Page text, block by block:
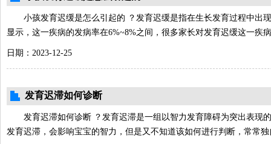
小孩发育迟缓是怎么引起的 ？发育迟缓是指在生长发育过程中出
显示，这一疾病的发病率在6%~8%之间，很多家长对发育迟缓这一疾
日期：2023-12-25
发育迟滞如何诊断
发育迟滞如何诊断 ？发育迟滞是一组以智力发育障碍为突出表现
发育迟滞，会影响宝宝的智力，但是又不知道该如何进行判断，常常